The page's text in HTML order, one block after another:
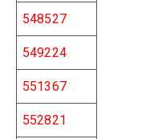
548527
549224
551367
552821